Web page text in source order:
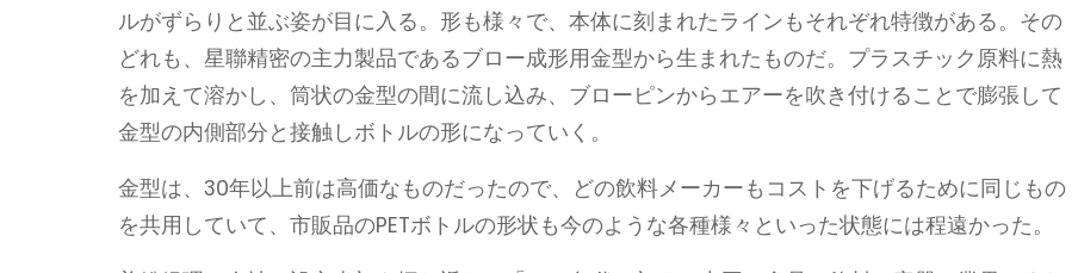
ルがずらりと並ぶ姿が目に入る。形も様々で、本体に刻まれたラインもそれぞれ特徴がある。その
どれも、星聯精密の主力製品であるブロー成形用金型から生まれたものだ。プラスチック原料に熱
を加えて溶かし、筒状の金型の間に流し込み、ブローピンからエアーを吹き付けることで膨張して
金型の内側部分と接触しボトルの形になっていく。
金型は、30年以上前は高価なものだったので、どの飲料メーカーもコストを下げるために同じもの
を共用していて、市販品のPETボトルの形状も今のような各種様々といった状態には程遠かった。